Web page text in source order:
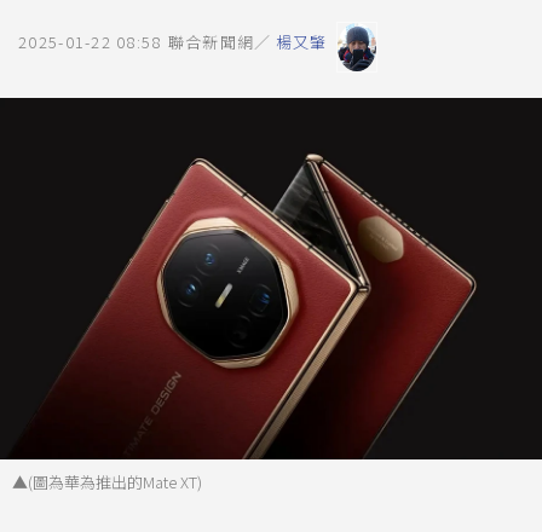
2025-01-22 08:58 聯合新聞網／ 楊又肇
▲(圖為華為推出的Mate XT)